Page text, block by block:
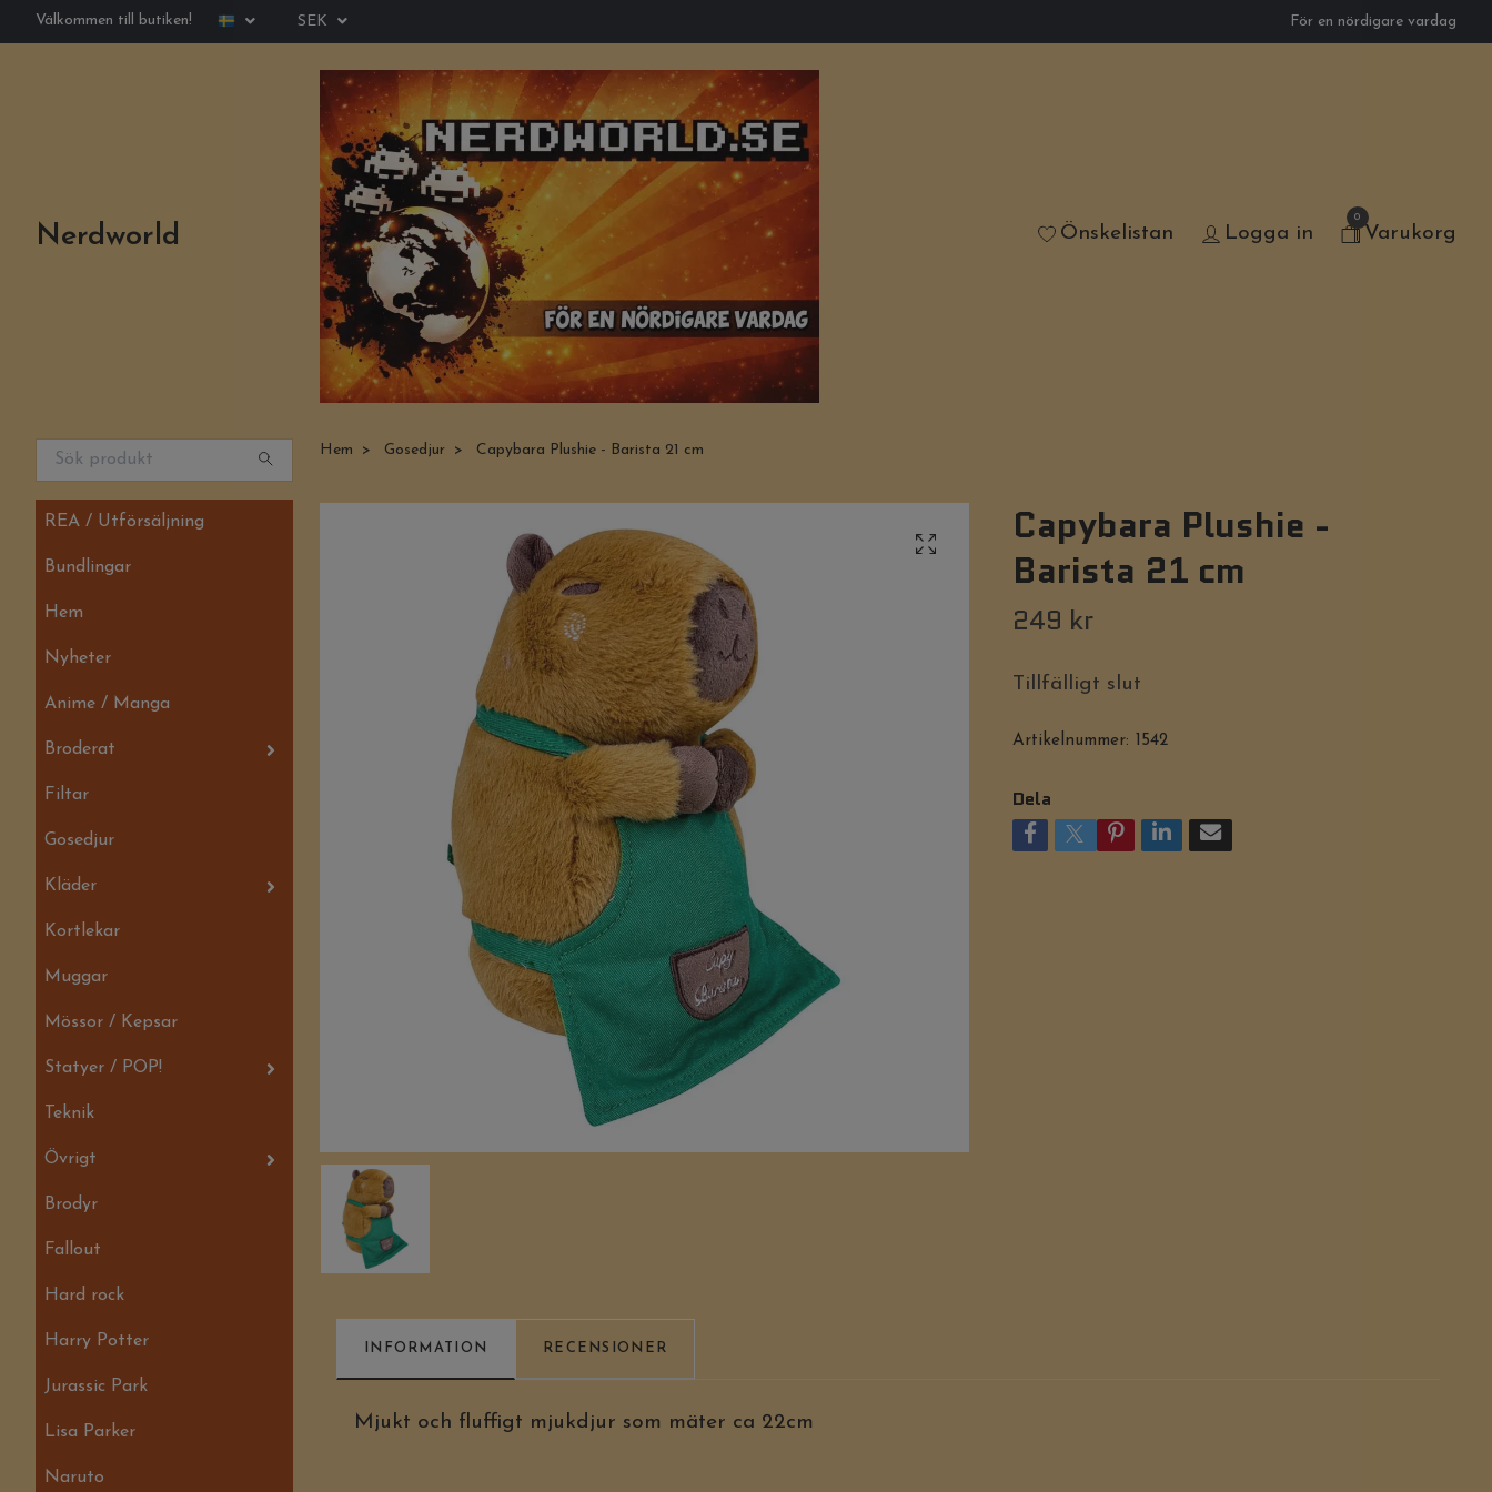
Välkommen till butiken! SEK För en nördigare vardag
Nerdworld Önskelistan Logga in
0
Varukorg
REA / Utförsäljning
Bundlingar
Hem
Nyheter
Anime / Manga
Broderat
Filtar
Gosedjur
Kläder
Kortlekar
Muggar
Mössor / Kepsar
Statyer / POP!
Teknik
Övrigt
Brodyr
Fallout
Hard rock
Harry Potter
Jurassic Park
Lisa Parker
Naruto
Hem Gosedjur Capybara Plushie - Barista 21 cm
Capybara Plushie -
Barista 21 cm
249 kr
Tillfälligt slut
Artikelnummer: 1542
Dela
INFORMATION RECENSIONER
Mjukt och fluffigt mjukdjur som mäter ca 22cm